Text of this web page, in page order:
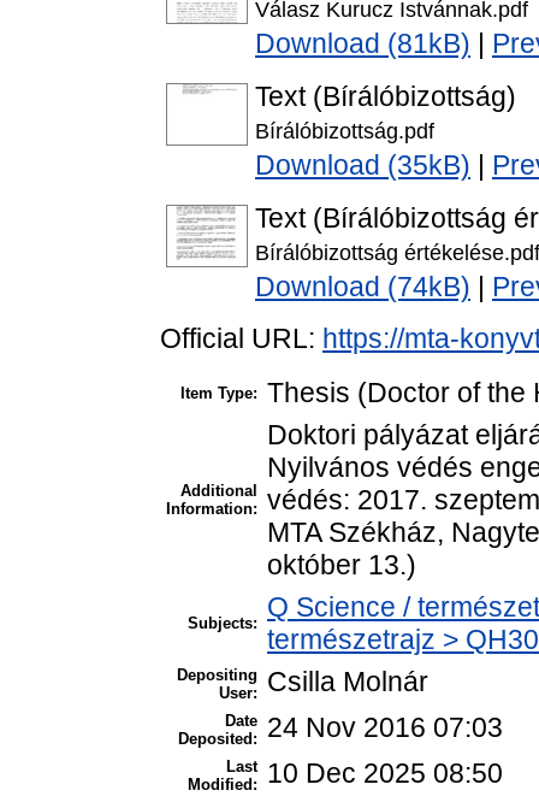
Válasz Kurucz Istvánnak.pdf
Download (81kB)
Text (Bírálóbizottság)
Bírálóbizottság.pdf
Download (35kB)
Text (Bírálóbizottság
Bírálóbizottság értékelése.pdf
Download (74kB)
Official URL: https://mta-
Item Type: Thesis (Doctor of the
Additional
Information:
Doktori pályázat
Nyilvános védés
védés: 2017.
MTA Székház,
október 13.)
Subjects:
Q Science /
természetrajz >
Depositing
User:
Csilla Molnár
Date
Deposited:
24 Nov 2016 07:03
Last
Modified:
10 Dec 2025 08:50